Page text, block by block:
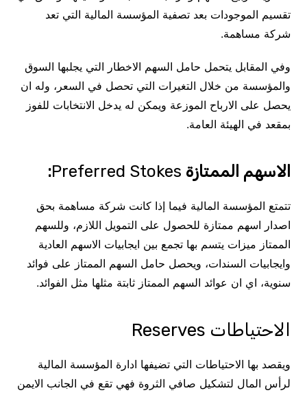
تقسيم الموجودات بعد تصفية المؤسسة المالية التي تعد
شركة مساهمة.
وفي المقابل يتحمل حامل السهم الاخطار التي يجلبها السوق
والمؤسسة من خلال التغيرات التي تحصل في السعر، وله ان
يحصل على الارباح الموزعة ويمكن له يدخل الانتخابات للفوز
بمقعد في الهيئة العامة.
الاسهم الممتازة Preferred Stokes
:
تتمتع المؤسسة المالية فيما إذا كانت شركة مساهمة بحق
اصدار اسهم ممتازة للحصول على التمويل اللازم، وللسهم
الممتاز ميزات يتسم بها تجمع بين ايجابيات الاسهم العادية
وايجابيات السندات، ويحصل حامل السهم الممتاز على فوائد
سنوية، اي ان عوائد السهم الممتاز ثابتة مثلها مثل الفوائد.
الاحتياطات Reserves
ويقصد بها الاحتياطات التي تضيفها ادارة المؤسسة المالية
لرأس المال لتشكيل صافي الثروة فهي تقع في الجانب الايمن